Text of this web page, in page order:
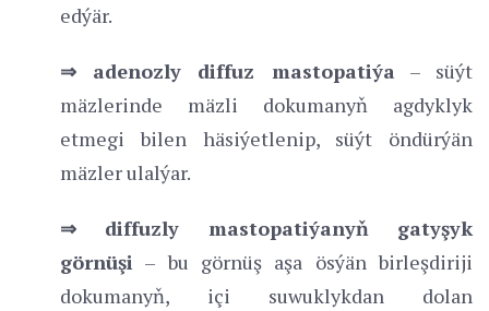
edýär.
⇒ adenozly diffuz mastopatiýa – süýt
mäzlerinde mäzli dokumanyň agdyklyk
etmegi bilen häsiýetlenip, süýt öndürýän
mäzler ulalýar.
⇒ diffuzly mastopatiýanyň gatyşyk
görnüşi – bu görnüş aşa ösýän birleşdiriji
dokumanyň, içi suwuklykdan dolan